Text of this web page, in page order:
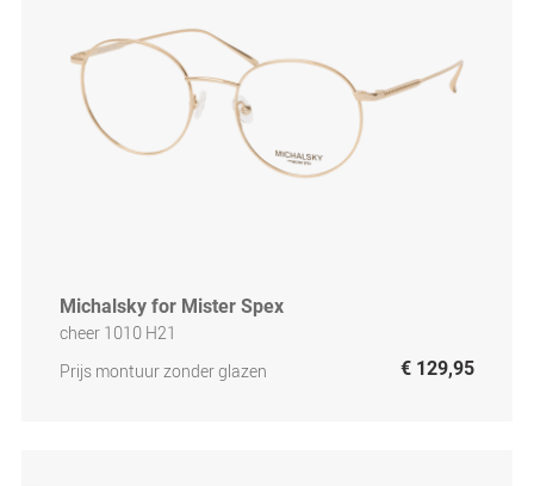
Michalsky for Mister Spex
cheer 1010 H21
Prijs montuur zonder glazen
€ 129,95